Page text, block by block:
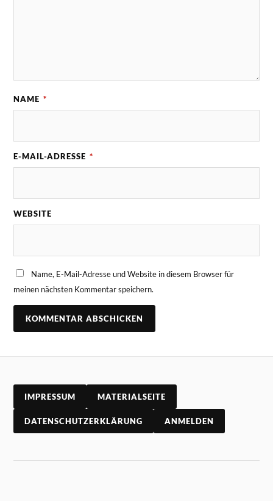
NAME *
E-MAIL-ADRESSE *
WEBSITE
Name, E-Mail-Adresse und Website in diesem Browser für
meinen nächsten Kommentar speichern.
IMPRESSUM MATERIALSEITE
DATENSCHUTZERKLÄRUNG ANMELDEN